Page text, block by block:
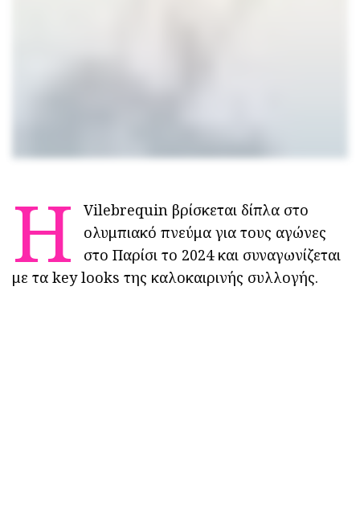
H
Vilebrequin βρίσκεται δίπλα στο
ολυμπιακό πνεύμα για τους αγώνες
στο Παρίσι το 2024 και συναγωνίζεται
με τα key looks της καλοκαιρινής συλλογής.